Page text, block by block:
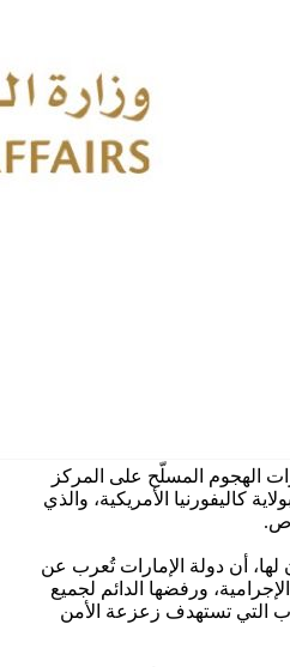
الهجوم المسلّح على المركز
كاليفورنيا الأمريكية، والذي
لها، أن دولة الإمارات تُعرب عن
ورفضها الدائم لجميع
التي تستهدف زعزعة الأمن